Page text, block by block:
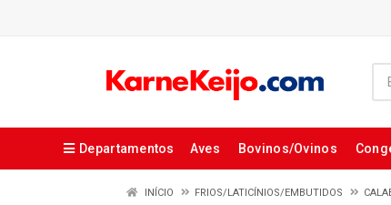
Departamentos Aves Bovinos/Ovinos
INÍCIO FRIOS/LATICÍNIOS/EMBUTIDOS